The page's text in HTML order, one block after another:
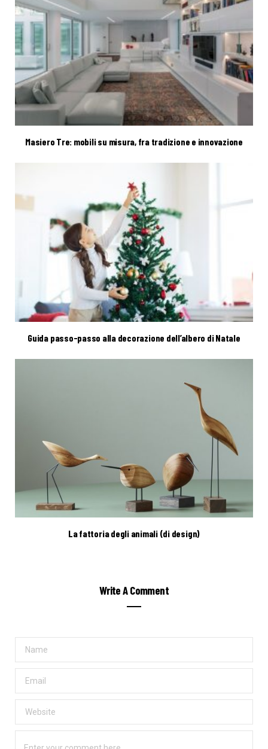
Masiero Tre: mobili su misura, fra tradizione e innovazione
Guida passo-passo alla decorazione dell’albero di Natale
La fattoria degli animali (di design)
Write A Comment